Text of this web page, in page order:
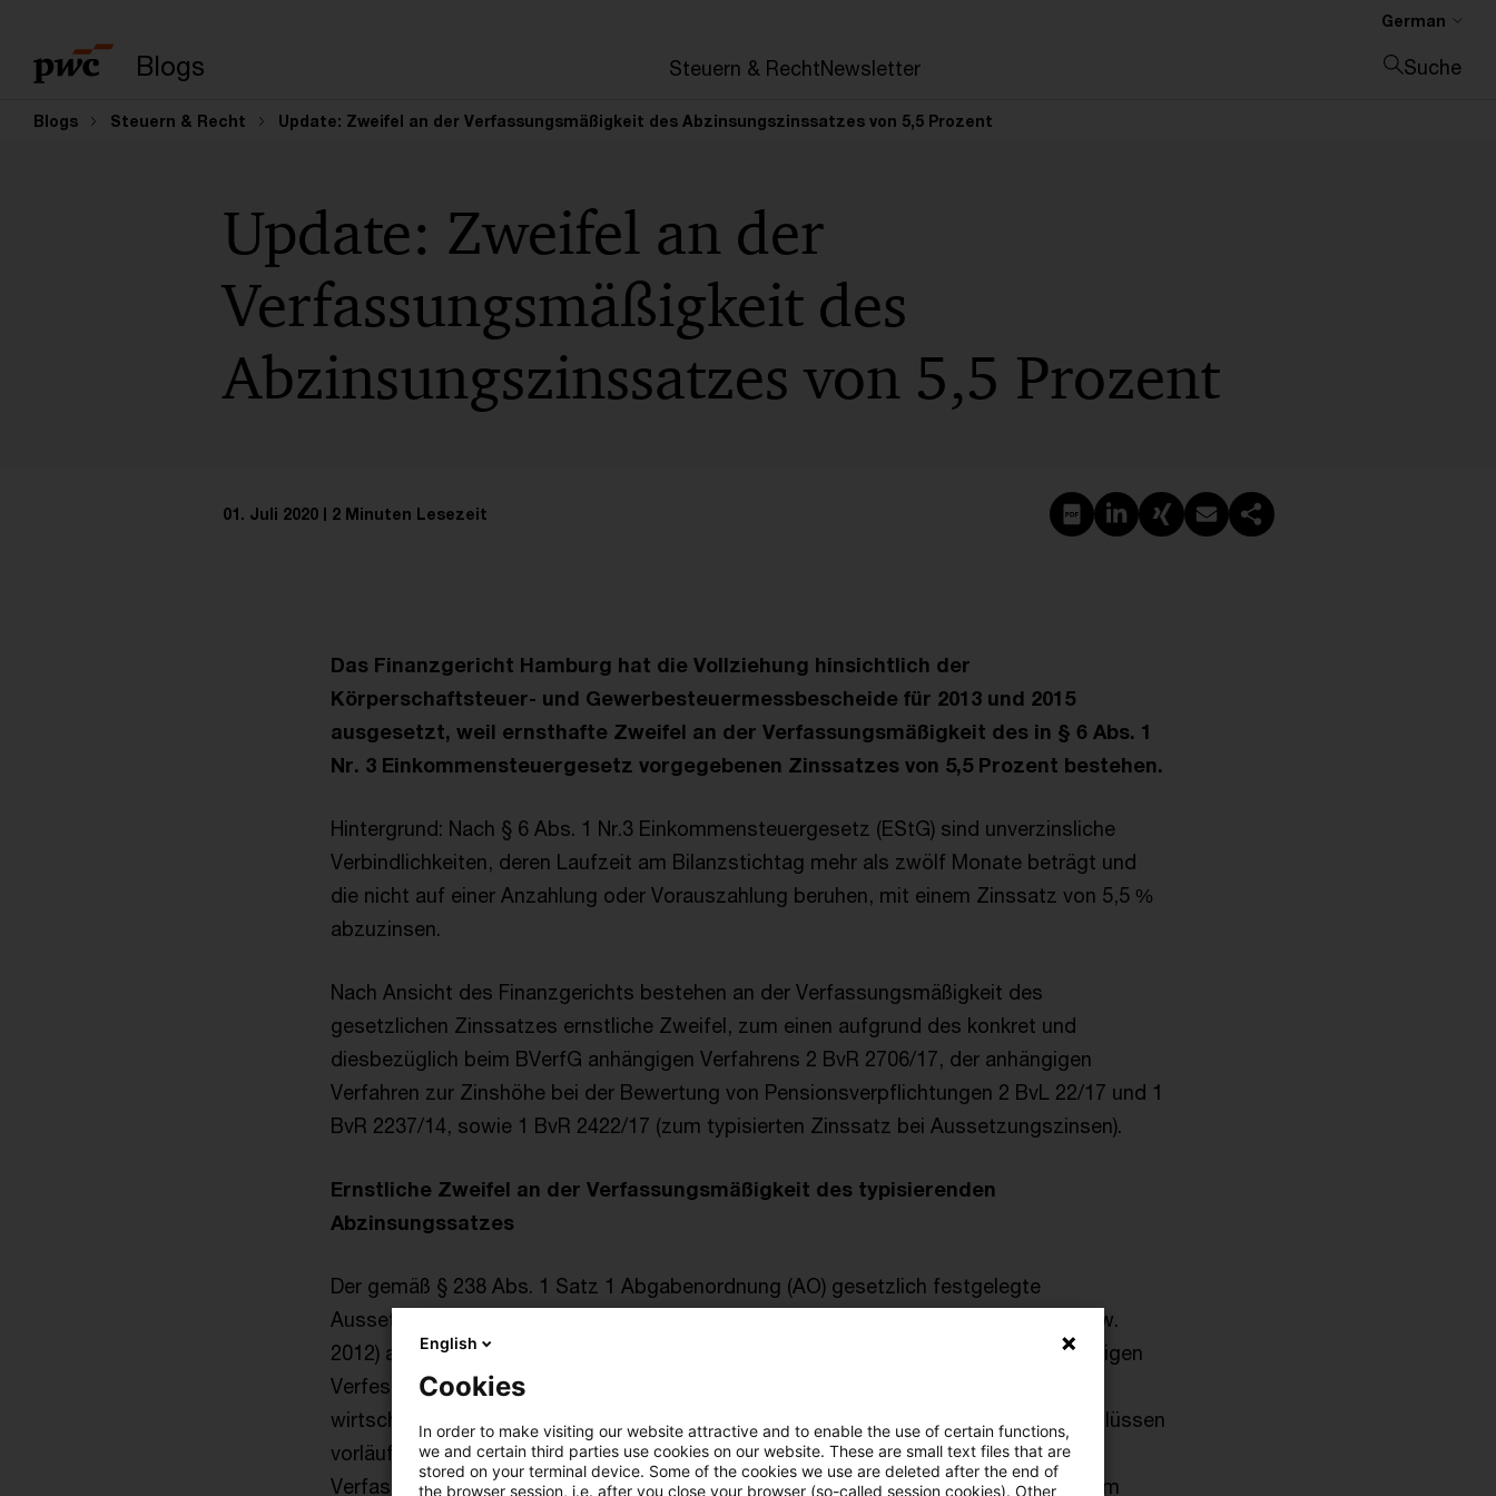
Blogs Steuern & RechtNewsletter
German
Suche
Blogs Steuern & Recht Update: Zweifel an der Verfassungsmäßigkeit des Abzinsungszinssatzes von 5,5 Prozent
Update: Zweifel an der
Verfassungsmäßigkeit des
Abzinsungszinssatzes von 5,5 Prozent
01. Juli 2020 2 Minuten Lesezeit PDF erstellen
Auf LinkedIn teilen
Auf Xing teilen
Per E-Mail teilen
Link kopieren
Das Finanzgericht Hamburg hat die Vollziehung hinsichtlich der
Körperschaftsteuer- und Gewerbesteuermessbescheide für 2013 und 2015
ausgesetzt, weil ernsthafte Zweifel an der Verfassungsmäßigkeit des in § 6 Abs. 1
Nr. 3 Einkommensteuergesetz vorgegebenen Zinssatzes von 5,5 Prozent bestehen.
Hintergrund: Nach § 6 Abs. 1 Nr.3 Einkommensteuergesetz (EStG) sind unverzinsliche
Verbindlichkeiten, deren Laufzeit am Bilanzstichtag mehr als zwölf Monate beträgt und
die nicht auf einer Anzahlung oder Vorauszahlung beruhen, mit einem Zinssatz von 5,5 %
abzuzinsen.
Nach Ansicht des Finanzgerichts bestehen an der Verfassungsmäßigkeit des
gesetzlichen Zinssatzes ernstliche Zweifel, zum einen aufgrund des konkret und
diesbezüglich beim BVerfG anhängigen Verfahrens 2 BvR 2706/17, der anhängigen
Verfahren zur Zinshöhe bei der Bewertung von Pensionsverpflichtungen 2 BvL 22/17 und 1
BvR 2237/14, sowie 1 BvR 2422/17 (zum typisierten Zinssatz bei Aussetzungszinsen).
Ernstliche Zweifel an der Verfassungsmäßigkeit des typisierenden
Abzinsungssatzes
Der gemäß § 238 Abs. 1 Satz 1 Abgabenordnung (AO) gesetzlich festgelegte
Aussetzungszinssatz von 6 Prozent p.a. überschreite für den Zeitraum ab 2015 (bzw.
2012) angesichts der zu dieser Zeit bereits eingetretenen strukturellen und nachhaltigen
Verfestigung des niedrigen Marktzinsniveaus den angemessenen Rahmen der
wirtschaftlichen Realität in erheblichem Maße. Auch der BFH habe in diversen Beschlüssen
vorläufigen Rechtsschutz gewährt (IX B 21/18 und VIII B 15/18). Auch die
Verfassungsmäßigkeit des Abzinsungssatzes für Verbindlichkeiten werde vor diesem
English
Cookies
In order to make visiting our website attractive and to enable the use of certain functions,
we and certain third parties use cookies on our website. These are small text files that are
stored on your terminal device. Some of the cookies we use are deleted after the end of
the browser session, i.e. after you close your browser (so-called session cookies). Other